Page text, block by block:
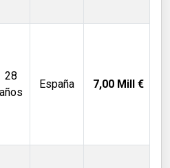
28
años
España 7,00 Mill €